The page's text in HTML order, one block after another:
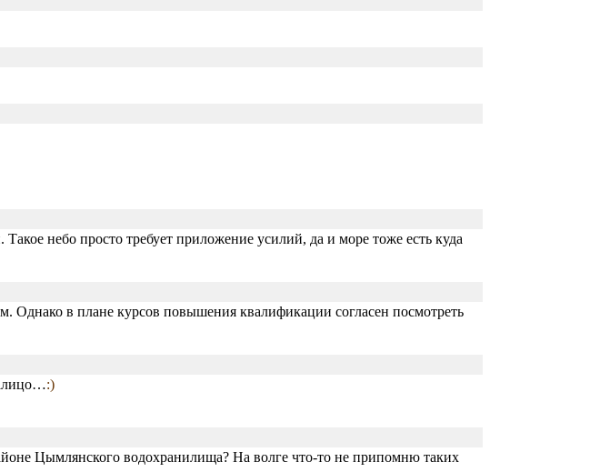
небо просто требует приложение усилий, да и море тоже есть куда
Однако в плане курсов повышения квалификации согласен посмотреть
:)
Цымлянского водохранилища? На волге что-то не припомню таких